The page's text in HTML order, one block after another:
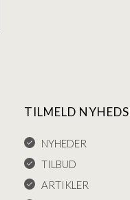
TILMELD
NYHEDER
TILBUD
ARTIKLER